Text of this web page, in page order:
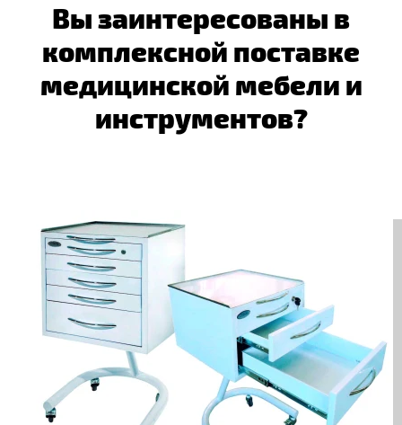
Вы заинтересованы в
комплексной поставке
медицинской мебели и
инструментов?